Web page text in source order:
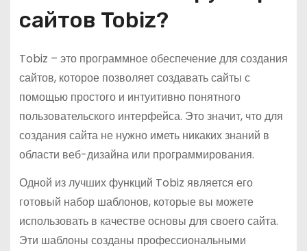
сайтов Tobiz?
Tobiz – это программное обеспечение для создания
сайтов, которое позволяет создавать сайты с
помощью простого и интуитивно понятного
пользовательского интерфейса. Это значит, что для
создания сайта не нужно иметь никаких знаний в
области веб-дизайна или программирования.
Одной из лучших функций Tobiz является его
готовый набор шаблонов, которые вы можете
использовать в качестве основы для своего сайта.
Эти шаблоны созданы профессиональными